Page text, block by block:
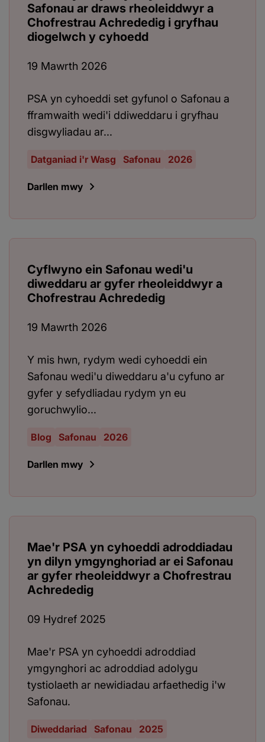
Safonau ar draws rheoleiddwyr a
Chofrestrau Achrededig i gryfhau
diogelwch y cyhoedd
19 Mawrth 2026
PSA yn cyhoeddi set gyfunol o Safonau a
fframwaith wedi'i ddiweddaru i gryfhau
disgwyliadau ar...
Datganiad i'r Wasg Safonau 2026
Darllen mwy
Cyflwyno ein Safonau wedi'u
diweddaru ar gyfer rheoleiddwyr a
Chofrestrau Achrededig
19 Mawrth 2026
Y mis hwn, rydym wedi cyhoeddi ein
Safonau wedi'u diweddaru a'u cyfuno ar
gyfer y sefydliadau rydym yn eu
goruchwylio...
Blog Safonau 2026
Darllen mwy
Mae'r PSA yn cyhoeddi adroddiadau
yn dilyn ymgynghoriad ar ei Safonau
ar gyfer rheoleiddwyr a Chofrestrau
Achrededig
09 Hydref 2025
Mae'r PSA yn cyhoeddi adroddiad
ymgynghori ac adroddiad adolygu
tystiolaeth ar newidiadau arfaethedig i'w
Safonau.
Diweddariad Safonau 2025